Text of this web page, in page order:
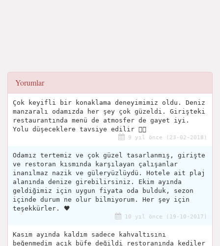
Yorumlar
Çok keyifli bir konaklama deneyimimiz oldu. Deniz
manzaralı odamızda her şey çok güzeldi. Girişteki
restaurantında menü de atmosfer de gayet iyi.
Yolu düşeceklere tavsiye edilir 👌🏼
9 yıl önce (23-02-2018)
Odamız tertemiz ve çok güzel tasarlanmış, girişte
ve restoran kısmında karşılayan çalışanlar
inanılmaz nazik ve güleryüzlüydü. Hotele ait plaj
alanında denize girebilirsiniz. Ekim ayında
geldiğimiz için uygun fiyata oda bulduk, sezon
içinde durum ne olur bilmiyorum. Her şey için
teşekkürler. 🖤
10 yıl önce (19-10-2017)
Kasım ayında kaldım sadece kahvaltısını
beğenmedim açık büfe değildi restoranında kediler